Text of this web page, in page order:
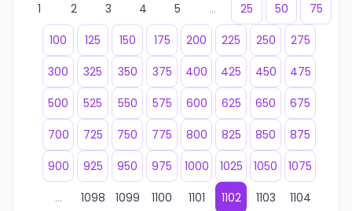
1
2 3 4 5 ... 25 50
75
100
125 150 175 200 225 250
275
300
325 350 375 400 425 450
475
500
525 550 575 600 625 650
675
700
725 750 775 800 825 850
875
900
925 950 975 1000 1025 1050
1075
...
1098 1099 1100 1101 1102 1103 1104